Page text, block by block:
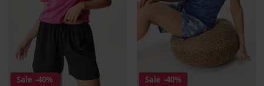
Sale -40% Sale -40%